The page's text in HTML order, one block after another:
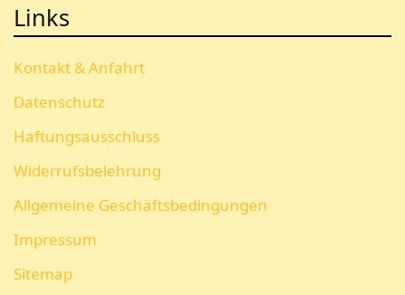
Links
Kontakt & Anfahrt
Datenschutz
Haftungsausschluss
Widerrufsbelehrung
Allgemeine Geschäftsbedingungen
Impressum
Sitemap